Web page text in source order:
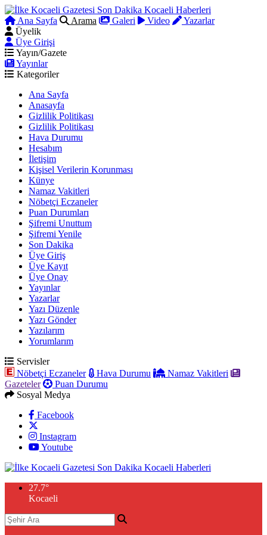
Ana Sayfa Arama Galeri Video
Yazarlar
Üyelik
Üye Girişi
Yayın/Gazete
Yayınlar
Kategoriler
Ana Sayfa
Anasayfa
Gizlilik Politikası
Gizlilik Politikası
Hava Durumu
Hesabım
İletişim
Kişisel Verilerin Korunması
Künye
Namaz Vakitleri
Nöbetçi Eczaneler
Puan Durumları
Şifremi Unuttum
Şifremi Yenile
Son Dakika
Üye Giriş
Üye Kayıt
Üye Onay
Yayınlar
Yazarlar
Yazı Düzenle
Yazı Gönder
Yazılarım
Yorumlarım
Servisler
Nöbetçi Eczaneler
Hava Durumu
Namaz Vakitleri
Gazeteler
Puan Durumu
Sosyal Medya
Facebook
Instagram
Youtube
27.7°
Kocaeli